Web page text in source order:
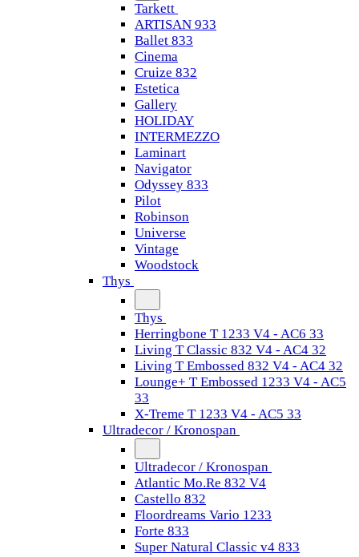
Tarkett
ARTISAN 933
Ballet 833
Cinema
Cruize 832
Estetica
Gallery
HOLIDAY
INTERMEZZO
Laminart
Navigator
Odyssey 833
Pilot
Robinson
Universe
Vintage
Woodstock
Thys
Thys
Herringbone T 1233 V4 - AC6 33
Living T Classic 832 V4 - AC4 32
Living T Embossed 832 V4 - AC4 32
Lounge+ T Embossed 1233 V4 - AC5
33
X-Treme T 1233 V4 - AC5 33
Ultradecor / Kronospan
Ultradecor / Kronospan
Atlantic Mo.Re 832 V4
Castello 832
Floordreams Vario 1233
Forte 833
Super Natural Classic v4 833